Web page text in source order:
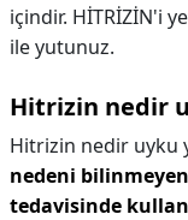
içindir. HİTRİZİN'i
ile yutunuz.
Hitrizin nedir
Hitrizin nedir uyku
nedeni
tedavisinde